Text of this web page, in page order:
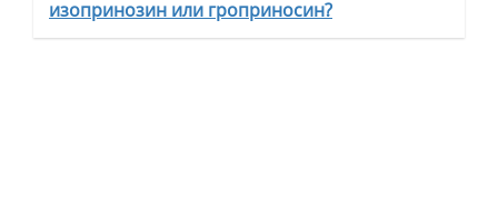
изопринозин или гроприносин?